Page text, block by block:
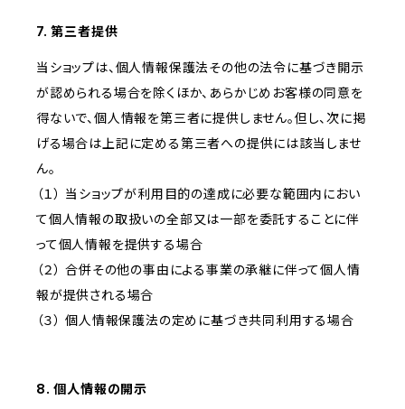
7. 第三者提供
当ショップは、個人情報保護法その他の法令に基づき開示
が認められる場合を除くほか、あらかじめお客様の同意を
得ないで、個人情報を第三者に提供しません。但し、次に掲
げる場合は上記に定める第三者への提供には該当しませ
ん。
（１） 当ショップが利用目的の達成に必要な範囲内におい
て個人情報の取扱いの全部又は一部を委託することに伴
って個人情報を提供する場合
（２） 合併その他の事由による事業の承継に伴って個人情
報が提供される場合
（３） 個人情報保護法の定めに基づき共同利用する場合
8. 個人情報の開示